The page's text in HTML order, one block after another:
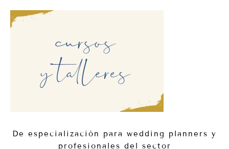
De especialización para wedding planners y
profesionales del sector